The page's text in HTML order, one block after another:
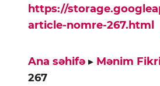
https://
article-nomre-267.html
Ana səhifə ▸ Mənim
267